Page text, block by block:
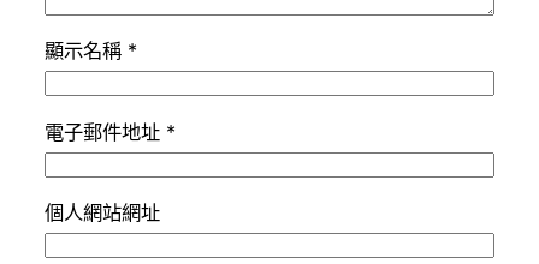
顯示名稱 *
電子郵件地址 *
個人網站網址